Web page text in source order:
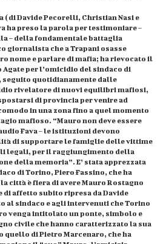
(di Davide Pecorelli, Christian Nasi e
ha preso la parola per testimoniare –
– della fondamentale battaglia
giornalista che a Trapani osasse
nome e parlare di mafia; ha rievocato il
per l’omicidio del sindaco di
seguito quotidianamente dalle
rivelatore di nuovi equilibri mafiosi,
di provincia per venire ad
in una zona fino a quel momento
mafioso. “Mauro non deve essere
Fava – le istituzioni devono
di supportare le famiglie delle vittime
legali, per il raggiungimento della
della memoria”. E’ stata apprezzata
di Torino, Piero Fassino, che ha
città è fiera di avere Mauro Rostagno
di affetto subito ripresa da Davide
al sindaco e agli intervenuti che Torino
venga intitolato un ponte, simbolo e
civile che hanno caratterizzato la sua
di Pietro Marcenaro, che ha